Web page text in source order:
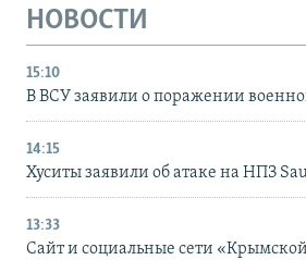
НОВОСТИ
15:10
В ВСУ заявили о поражении
14:15
Хуситы заявили об атаке на НПЗ
13:33
Сайт и социальные сети